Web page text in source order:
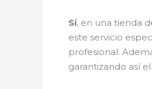
Sí, en una tienda
este servicio
profesional.
garantizando así